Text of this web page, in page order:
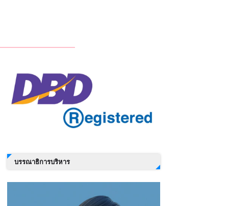
บรรณาธิการบริหาร